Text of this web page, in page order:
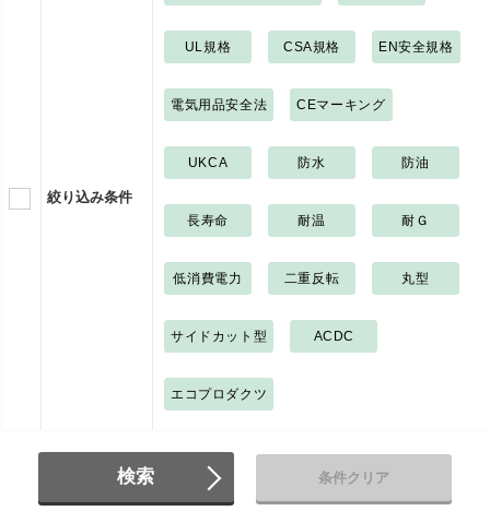
絞り込み条件
UL規格 CSA規格 EN安全規格
電気用品安全法 CEマーキング
UKCA 防水 防油
長寿命 耐温 耐Ｇ
低消費電力 二重反転 丸型
サイドカット型 ACDC
エコプロダクツ
検索 条件クリア